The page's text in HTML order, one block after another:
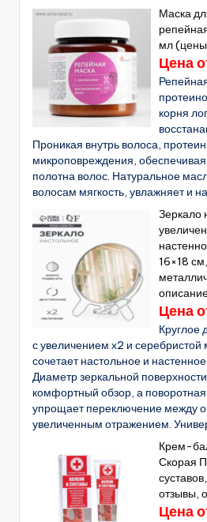
Маска
мл
Цена
корня
Проникая внутрь волоса,
микроповреждения, обеспечивая
полотна волос. Натуральное
волосам мягкость, увлажняет и
Зеркало
16×18
Цена
Круглое
с увеличением х2 и
сочетает настольное и
Диаметр зеркальной
комфортный обзор, а поворотная
упрощает переключение между
увеличенным отражением.
Крем-
Скорая
отзывы,
Цена